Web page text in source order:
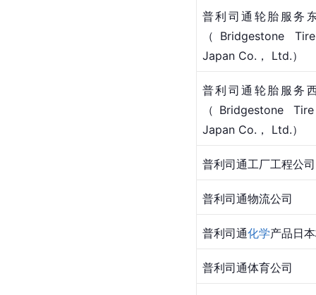
普利司通轮胎服务
（Bridgestone
Japan Co.， Ltd.）
普利司通轮胎服务
（Bridgestone
Japan Co.， Ltd.）
普利司通工厂工程公司
普利司通物流公司
普利司通化学产品日
普利司通体育公司